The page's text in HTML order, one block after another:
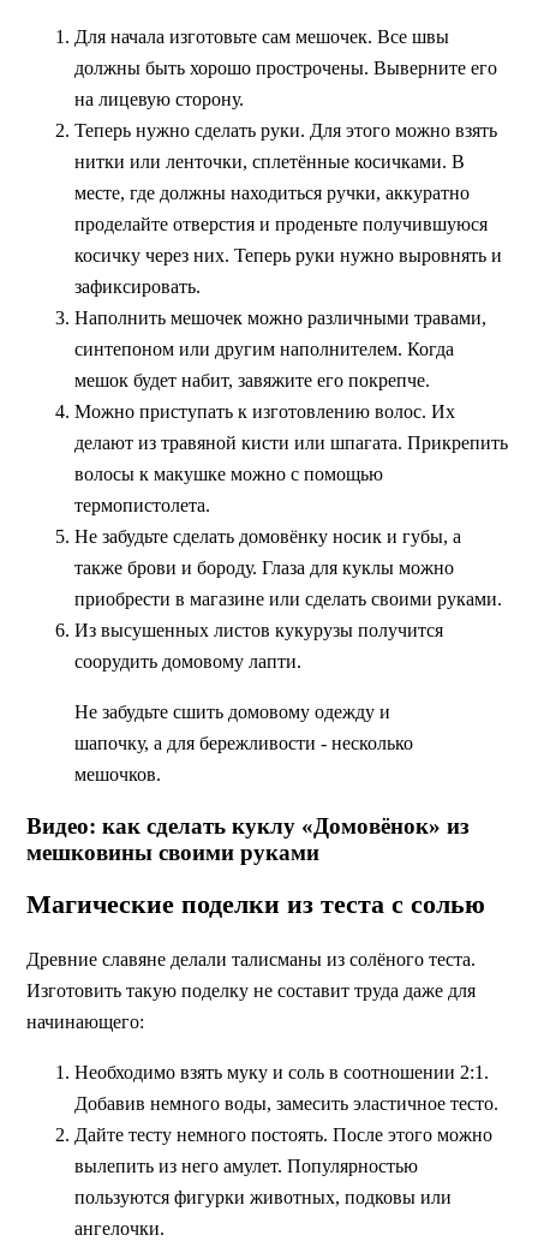
Для начала изготовьте сам мешочек. Все швы
должны быть хорошо прострочены. Выверните его
на лицевую сторону.
Теперь нужно сделать руки. Для этого можно взять
нитки или ленточки, сплетённые косичками. В
месте, где должны находиться ручки, аккуратно
проделайте отверстия и проденьте получившуюся
косичку через них. Теперь руки нужно выровнять и
зафиксировать.
Наполнить мешочек можно различными травами,
синтепоном или другим наполнителем. Когда
мешок будет набит, завяжите его покрепче.
Можно приступать к изготовлению волос. Их
делают из травяной кисти или шпагата. Прикрепить
волосы к макушке можно с помощью
термопистолета.
Не забудьте сделать домовёнку носик и губы, а
также брови и бороду. Глаза для куклы можно
приобрести в магазине или сделать своими руками.
Из высушенных листов кукурузы получится
соорудить домовому лапти.
Не забудьте сшить домовому одежду и
шапочку, а для бережливости - несколько
мешочков.
Видео: как сделать куклу «Домовёнок» из
мешковины своими руками
Магические поделки из теста с солью
Древние славяне делали талисманы из солёного теста.
Изготовить такую поделку не составит труда даже для
начинающего:
Необходимо взять муку и соль в соотношении 2:1.
Добавив немного воды, замесить эластичное тесто.
Дайте тесту немного постоять. После этого можно
вылепить из него амулет. Популярностью
пользуются фигурки животных, подковы или
ангелочки.